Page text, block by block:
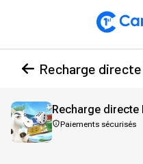
Recharge
Recharge directe
Paiements sécurisés